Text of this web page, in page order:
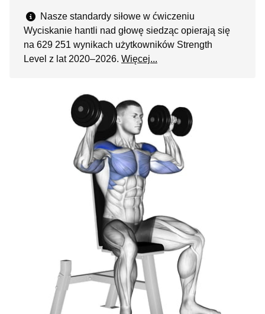
Nasze standardy siłowe w ćwiczeniu
Wyciskanie hantli nad głowę siedząc opierają się
na 629 251 wynikach użytkowników Strength
Level z lat 2020–2026. Więcej...